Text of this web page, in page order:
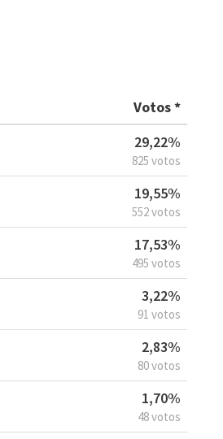
Votos *
29,22%
825 votos
19,55%
552 votos
17,53%
495 votos
3,22%
91 votos
2,83%
80 votos
1,70%
48 votos